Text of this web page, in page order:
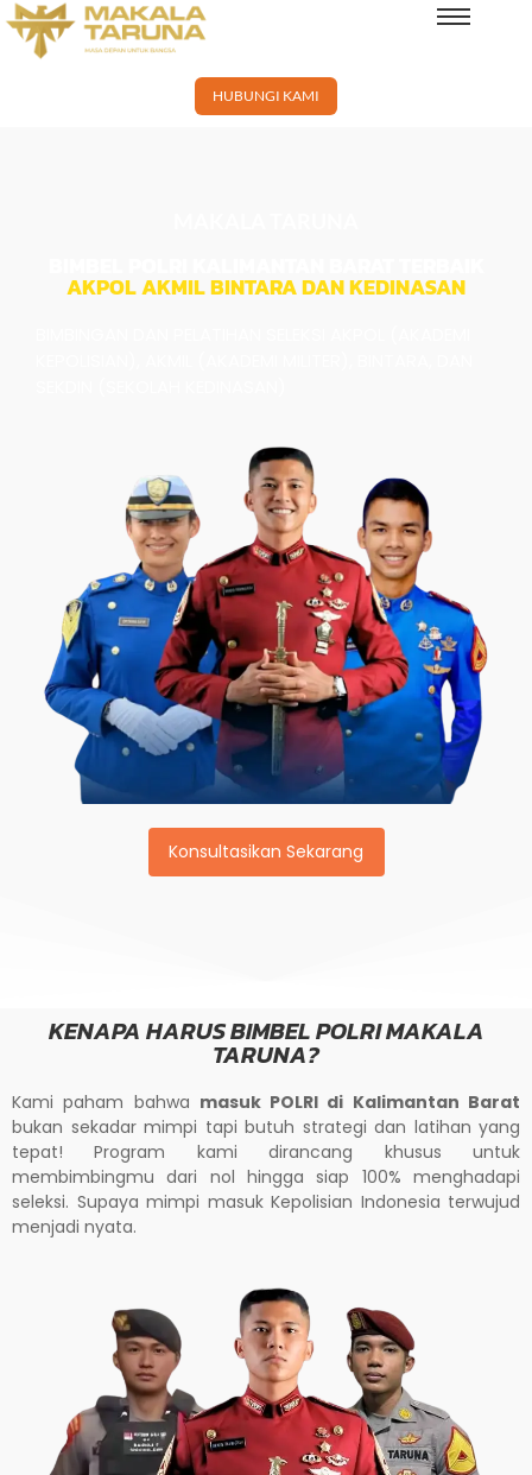
HUBUNGI KAMI
AKPOL AKMIL BINTARA DAN KEDINASAN
Konsultasikan Sekarang
KENAPA HARUS BIMBEL POLRI MAKALA
TARUNA?
Kami paham bahwa masuk POLRI di Kalimantan Barat
bukan sekadar mimpi tapi butuh strategi dan latihan yang
tepat! Program kami dirancang khusus untuk
membimbingmu dari nol hingga siap 100% menghadapi
seleksi. Supaya mimpi masuk Kepolisian Indonesia terwujud
menjadi nyata.